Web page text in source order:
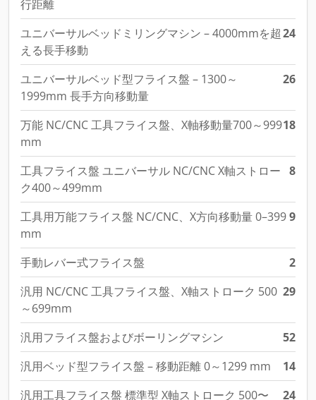
ユニバーサルベッドミリングマシン – 4000mmを超
える長手移動
24
ユニバーサルベッド型フライス盤 – 1300～
1999mm 長手方向移動量
26
万能 NC/CNC 工具フライス盤、X軸移動量700～999
mm
18
工具フライス盤 ユニバーサル NC/CNC X軸ストロー
ク400～499mm
8
工具用万能フライス盤 NC/CNC、X方向移動量 0–399
mm
9
手動レバー式フライス盤
2
汎用 NC/CNC 工具フライス盤、X軸ストローク 500
～699mm
29
汎用フライス盤およびボーリングマシン
52
汎用ベッド型フライス盤 – 移動距離 0～1299 mm
14
汎用工具フライス盤 標準型 X軸ストローク 500〜
24